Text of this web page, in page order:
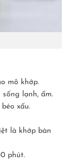
mô khớp.
lạnh, ẩm.
xấu.
là khớp bàn
phút.